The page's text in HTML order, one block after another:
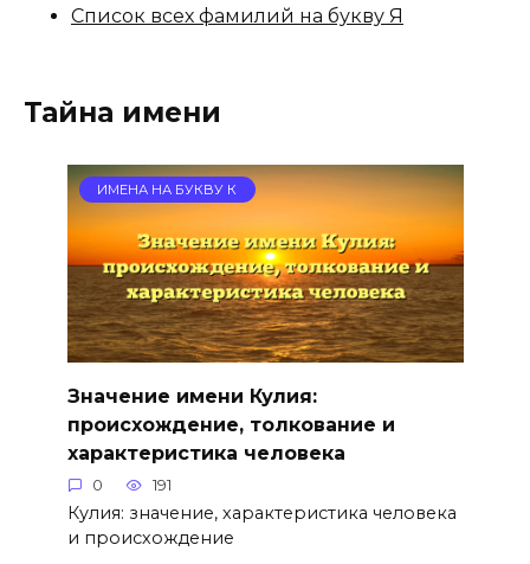
Список всех фамилий на букву Я
Тайна имени
ИМЕНА НА БУКВУ К
Значение имени Кулия:
происхождение, толкование и
характеристика человека
0 191
Кулия: значение, характеристика человека
и происхождение